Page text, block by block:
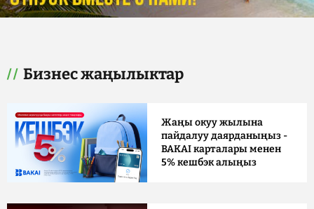
Бизнес жаңылыктар
Жаңы окуу жылына
пайдалуу даярданыңыз -
BAKAI карталары менен
5% кешбэк алыңыз